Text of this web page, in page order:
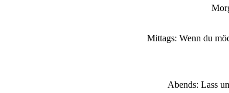
Mittags: Wenn du
Abends: Lass